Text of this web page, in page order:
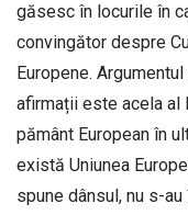
găsesc în locurile în
convingător despre
Europene.
afirmații este acela
pământ European în
există Uniunea
spune dânsul, nu s-